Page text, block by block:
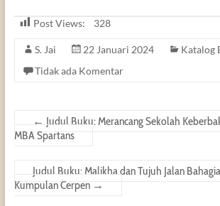
Post Views: 328
S. Jai 22 Januari 2024 Katalog
Tidak ada Komentar
← Judul Buku: Merancang Sekolah
MBA Spartans
Judul Buku: Malikha dan Tujuh Jalan
Kumpulan Cerpen →